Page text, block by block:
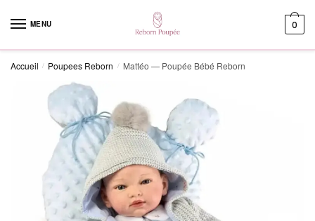
MENU 0
Accueil / Poupees Reborn / Mattéo — Poupée Bébé Reborn